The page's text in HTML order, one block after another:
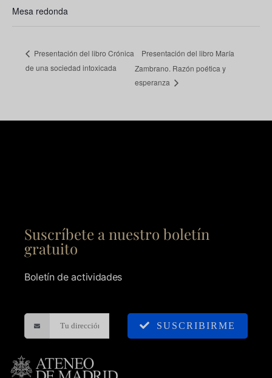
Mesa redonda
Presentación del libro Crónica
de una sociedad intoxicada
Presentación del libro María
Zambrano. Razón poética y
esperanza
Suscríbete a nuestro boletín
gratuito
Boletín de actividades
SUSCRIBIRME